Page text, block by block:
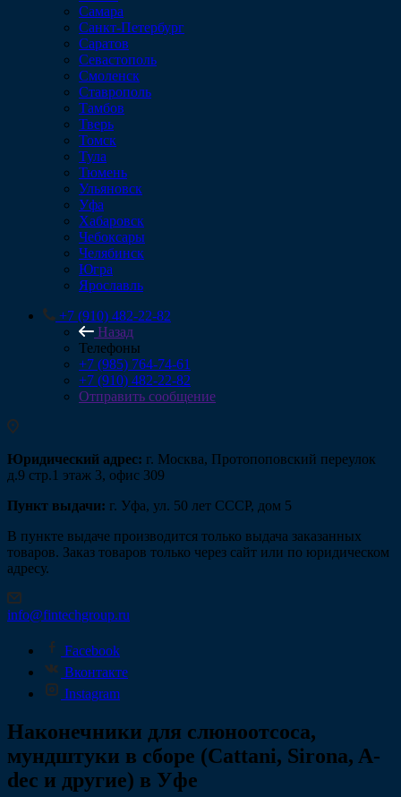
Самара
Санкт-Петербург
Саратов
Севастополь
Смоленск
Ставрополь
Тамбов
Тверь
Томск
Тула
Тюмень
Ульяновск
Уфа
Хабаровск
Чебоксары
Челябинск
Югра
Ярославль
+7 (910) 482-22-82
Назад
Телефоны
+7 (985) 764-74-61
+7 (910) 482-22-82
Отправить сообщение
Юридический адрес: г. Москва, Протопоповский переулок
д.9 стр.1 этаж 3, офис 309
Пункт выдачи: г. Уфа, ул. 50 лет СССР, дом 5
В пункте выдаче производится только выдача заказанных
товаров. Заказ товаров только через сайт или по юридическом
адресу.
info@fintechgroup.ru
Facebook
Вконтакте
Instagram
Наконечники для слюноотсоса,
мундштуки в сборе (Cattani, Sirona, A-
dec и другие) в Уфе